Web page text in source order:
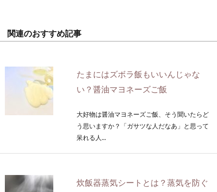
関連のおすすめ記事
たまにはズボラ飯もいいんじゃな
い？醤油マヨネーズご飯
大好物は醤油マヨネーズご飯、そう聞いたらど
う思いますか？「ガサツな人だなあ」と思って
呆れる人...
炊飯器蒸気シートとは？蒸気を防ぐ